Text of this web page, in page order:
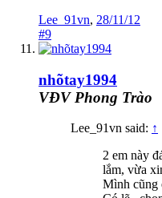
Lee_91vn, 28/11/12
#9
nhõtay1994
VĐV Phong Trào
Lee_91vn said: ↑
2 em này
lắm, vừa
Mình cũng